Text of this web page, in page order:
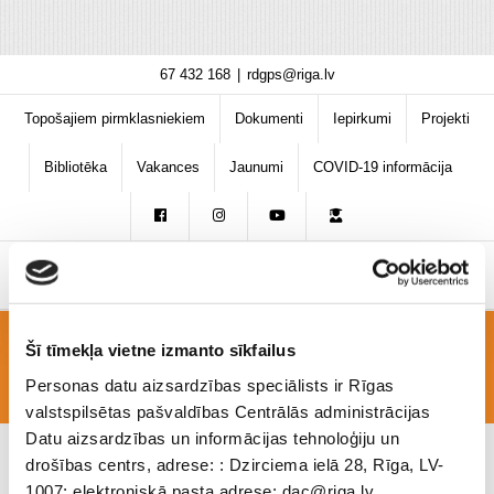
Šī tīmekļa vietne izmanto sīkfailus
Personas datu aizsardzības speciālists ir Rīgas
valstspilsētas pašvaldības Centrālās administrācijas
Datu aizsardzības un informācijas tehnoloģiju un
drošības centrs, adrese: : Dzirciema ielā 28, Rīga, LV-
content
67 432 168 rdgps@riga.lv
Topošajiem pirmklasniekiem Dokumenti Iepirkumi Projekti
Bibliotēka Vakances Jaunumi COVID-19 informācija
IMG_0498